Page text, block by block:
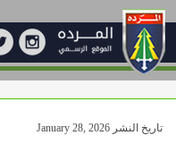
تاريخ النشر January 28, 2026